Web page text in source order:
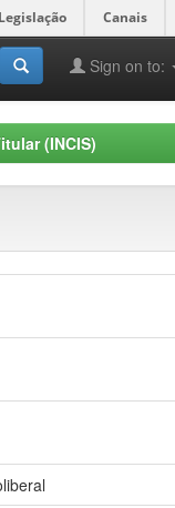
Legislação Canais
Sign on to:
(INCIS)